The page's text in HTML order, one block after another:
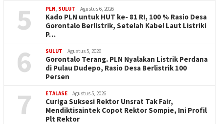
5 PLN SULUT Agustus 6, 2026
Kado PLN untuk HUT ke- 81 RI, 100 % Rasio Desa
Gorontalo Berlistrik, Setelah Kabel Laut Listriki
P…
6 SULUT Agustus 5, 2026
Gorontalo Terang. PLN Nyalakan Listrik Perdana
di Pulau Dudepo, Rasio Desa Berlistrik 100
Persen
7 ETALASE Agustus 5, 2026
Curiga Suksesi Rektor Unsrat Tak Fair,
Mendiktisaintek Copot Rektor Sompie, Ini Profil
Plt Rektor